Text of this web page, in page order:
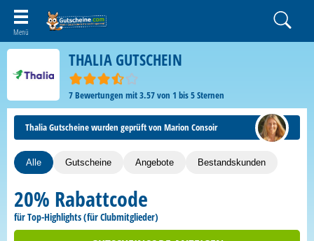
THALIA GUTSCHEIN
7Bewertungen mit3.57von 1 bis5Sternen
Thalia Gutscheine wurden geprüft von Marion Consoir
Alle Gutscheine Angebote Bestandskunden
20% Rabattcode
für Top-Highlights (für Clubmitglieder)